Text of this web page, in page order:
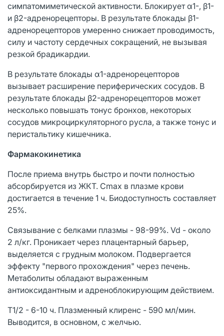
симпатомиметической активности. Блокирует α1-, β1-
и β2-адренорецепторы. В результате блокады β1-
адренорецепторов умеренно снижает проводимость,
силу и частоту сердечных сокращений, не вызывая
резкой брадикардии.
В результате блокады α1-адренорецепторов
вызывает расширение периферических сосудов. В
результате блокады β2-адренорецепторов может
несколько повышать тонус бронхов, некоторых
сосудов микроциркуляторного русла, а также тонус и
перистальтику кишечника.
Фармакокинетика
После приема внутрь быстро и почти полностью
абсорбируется из ЖКТ. Cmax в плазме крови
достигается в течение 1 ч. Биодоступность составляет
25%.
Связывание с белками плазмы - 98-99%. Vd - около
2 л/кг. Проникает через плацентарный барьер,
выделяется с грудным молоком. Подвергается
эффекту "первого прохождения" через печень.
Метаболиты обладают выраженным
антиоксидантным и адреноблокирующим действием.
T1/2 - 6-10 ч. Плазменный клиренс - 590 мл/мин.
Выводится, в основном, с желчью.